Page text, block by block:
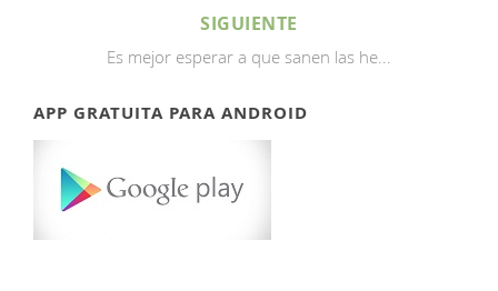
SIGUIENTE
Es mejor esperar a que sanen las he...
APP GRATUITA PARA ANDROID